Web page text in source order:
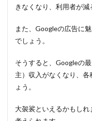
きなくなり、利用者が減
また、Googleの広告に
でしょう。
そうすると、Googleの
主）収入がなくなり、
ょう。
大袈裟といえるかもし